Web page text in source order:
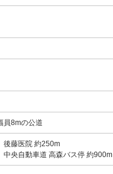
員8mの公道
後藤医院 約250m
中央自動車道 高森バス停 約900m